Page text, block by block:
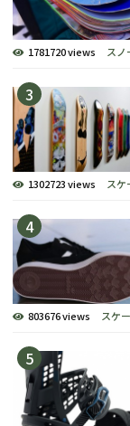
1781720 views スノ
1302723 views ス
803676 views スケ